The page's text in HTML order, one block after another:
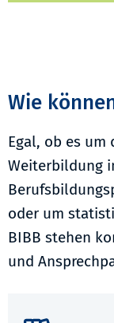
Wie
Egal, ob es um
Weiterbildung
oder um
BIBB stehen
und